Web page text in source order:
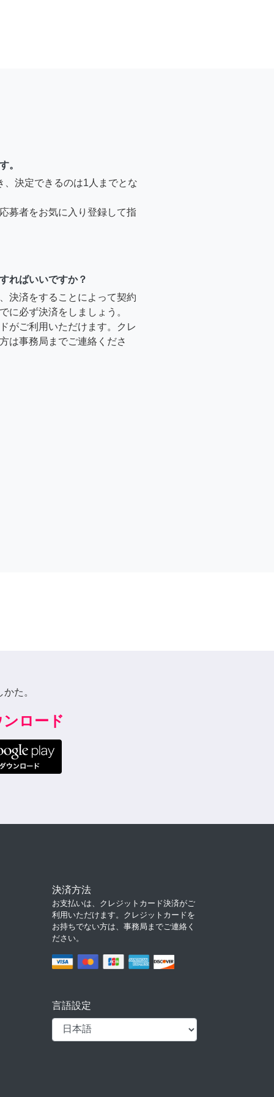
。
、決定できるのは1人までとな
募者をお気に入り登録して指
ればいいですか？
決済をすることによって契約
に必ず決済をしましょう。
がご利用いただけます。クレ
は事務局までご連絡くださ
た。
ロード
決済方法
お支払いは、クレジットカード決済がご
利用いただけます。クレジットカードを
お持ちでない方は、事務局までご連絡く
ださい。
言語設定